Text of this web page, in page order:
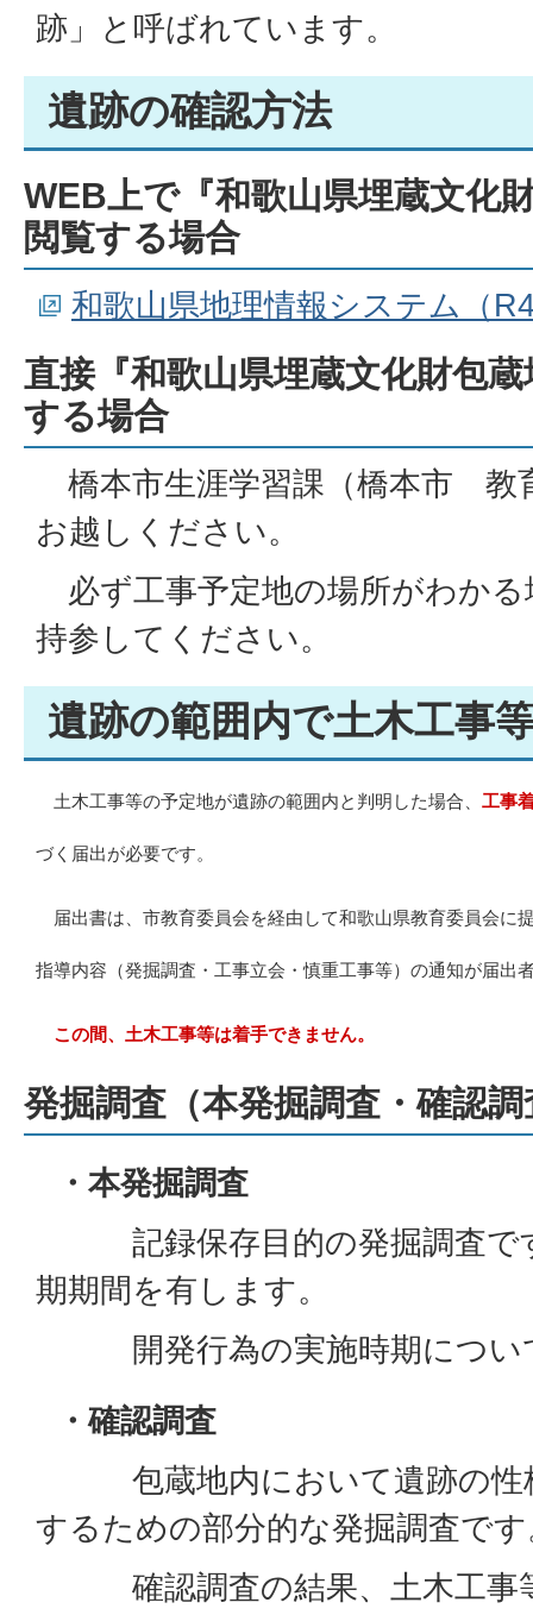
跡」と呼ばれています。
遺跡の確認方法
WEB上で『和歌山県埋蔵文化
閲覧する場合
和歌山県地理情報システム（
直接『和歌山県埋蔵文化財包
する場合
橋本市生涯学習課（橋本市 教
お越しください。
必ず工事予定地の場所がわかる
持参してください。
遺跡の範囲内で土木工事
土木工事等の予定地が遺跡の範囲内と判明した場合、 工事
づく届出が必要です。
届出書は、市教育委員会を経由して和歌山県教育委員会に
指導内容（発掘調査・工事立会・慎重工事等）の通知が届出
この間、土木工事等は着手できません。
発掘調査（本発掘調査・確認調
・本発掘調査
記録保存目的の発掘調査で
期期間を有します。
開発行為の実施時期につい
・確認調査
包蔵地内において遺跡の性
するための部分的な発掘調査で
確認調査の結果、土木工事